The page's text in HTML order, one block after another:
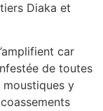
Diaka et
car
de toutes
moustiques y